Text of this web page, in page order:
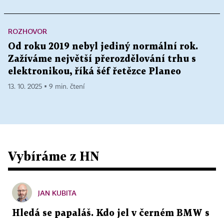
ROZHOVOR
Od roku 2019 nebyl jediný normální rok.
Zažíváme největší přerozdělování trhu s
elektronikou, říká šéf řetězce Planeo
13. 10. 2025 ▪ 9 min. čtení
Vybíráme z HN
JAN KUBITA
Hledá se papaláš. Kdo jel v černém BMW s